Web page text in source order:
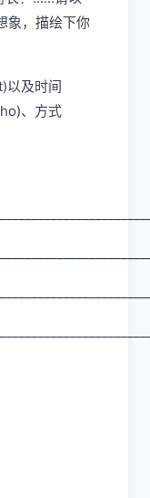
象，描绘下你
以及时间
、方式